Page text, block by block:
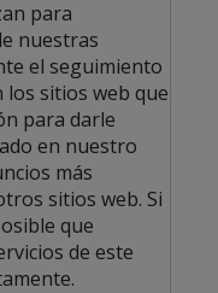
para
nuestras
el seguimiento
los sitios web que
para darle
en nuestro
más
sitios web. Si
que
de este